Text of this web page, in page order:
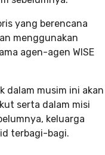
yang berencana
menggunakan
agen-agen WISE
dalam musim ini akan
serta dalam misi
keluarga
terbagi-bagi.